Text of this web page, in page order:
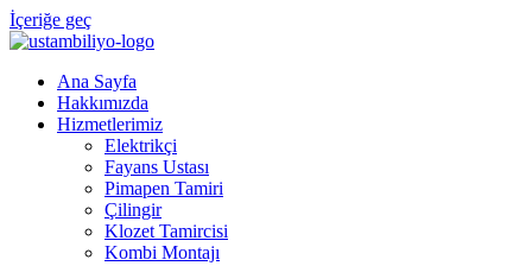
İçeriğe geç
Ana Sayfa
Hakkımızda
Hizmetlerimiz
Elektrikçi
Fayans Ustası
Pimapen Tamiri
Çilingir
Klozet Tamircisi
Kombi Montajı